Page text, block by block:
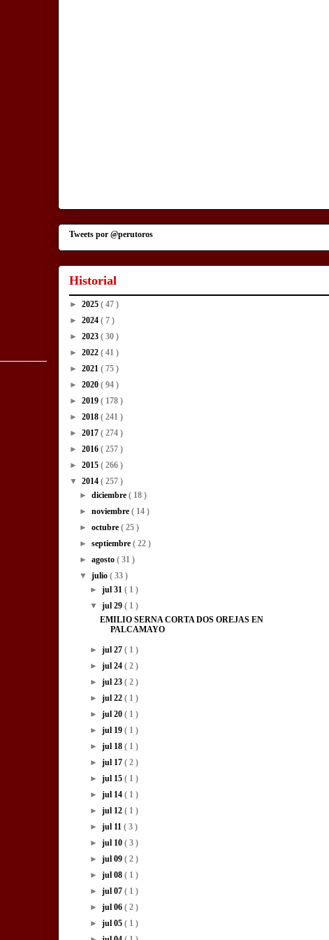
Tweets por @perutoros
Historial
► 2025 ( 47 )
► 2024 ( 7 )
► 2023 ( 30 )
► 2022 ( 41 )
► 2021 ( 75 )
► 2020 ( 94 )
► 2019 ( 178 )
► 2018 ( 241 )
► 2017 ( 274 )
► 2016 ( 257 )
► 2015 ( 266 )
▼ 2014 ( 257 )
►diciembre( 18 )
►noviembre( 14 )
►octubre( 25 )
►septiembre( 22 )
►agosto( 31 )
▼julio( 33 )
► jul 31 ( 1 )
▼ jul 29 ( 1 )
EMILIO SERNA CORTA DOS OREJAS EN
PALCAMAYO
► jul 27 ( 1 )
► jul 24 ( 2 )
► jul 23 ( 2 )
► jul 22 ( 1 )
► jul 20 ( 1 )
► jul 19 ( 1 )
► jul 18 ( 1 )
► jul 17 ( 2 )
► jul 15 ( 1 )
► jul 14 ( 1 )
► jul 12 ( 1 )
► jul 11 ( 3 )
► jul 10 ( 3 )
► jul 09 ( 2 )
► jul 08 ( 1 )
► jul 07 ( 1 )
► jul 06 ( 2 )
► jul 05 ( 1 )